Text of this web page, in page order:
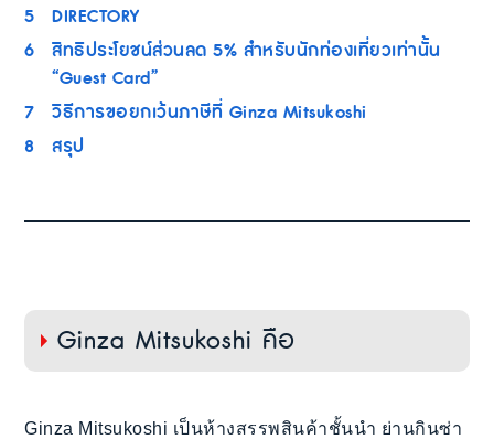
5 DIRECTORY
6 สิทธิประโยชน์ส่วนลด 5% สำหรับนักท่องเที่ยวเท่านั้น
“Guest Card”
7 วิธีการขอยกเว้นภาษีที่ Ginza Mitsukoshi
8 สรุป
Ginza Mitsukoshi คือ
Ginza Mitsukoshi เป็นห้างสรรพสินค้าชั้นนำ ย่านกินซ่า